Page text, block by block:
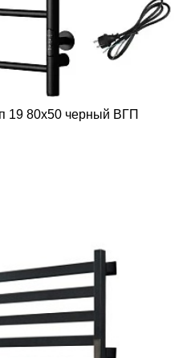
19 80х50 черный ВГП